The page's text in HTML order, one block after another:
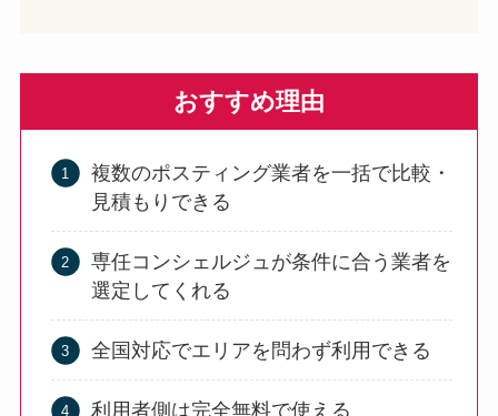
おすすめ理由
複数のポスティング業者を一括で比較・
見積もりできる
専任コンシェルジュが条件に合う業者を
選定してくれる
全国対応でエリアを問わず利用できる
利用者側は完全無料で使える